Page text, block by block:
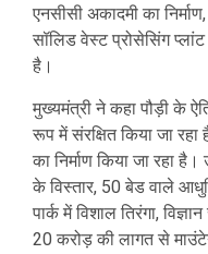
एनसीसी अकादमी का
सॉलिड वेस्ट प्रोसेसिंग प्लांट
है।
मुख्यमंत्री ने कहा पौड़ी के
रूप में संरक्षित किया जा
का निर्माण किया जा रहा
के विस्तार, 50 बेड वाले
पार्क में विशाल तिरंगा,
20 करोड़ की लागत से